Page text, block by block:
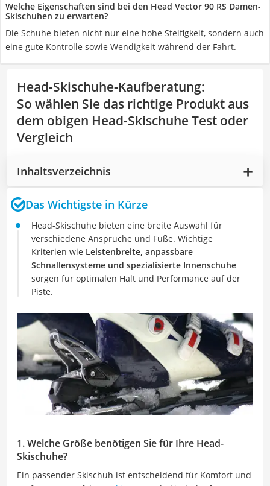
Welche Eigenschaften sind bei den Head Vector 90 RS Damen-
Skischuhen zu erwarten?
Die Schuhe bieten nicht nur eine hohe Steifigkeit, sondern auch
eine gute Kontrolle sowie Wendigkeit während der Fahrt.
Head-Skischuhe-Kaufberatung:
So wählen Sie das richtige Produkt aus
dem obigen Head-Skischuhe Test oder
Vergleich
Inhaltsverzeichnis
Das Wichtigste in Kürze
Head-Skischuhe bieten eine breite Auswahl für
verschiedene Ansprüche und Füße. Wichtige
Kriterien wie Leistenbreite, anpassbare
Schnallensysteme und spezialisierte Innenschuhe
sorgen für optimalen Halt und Performance auf der
Piste.
1. Welche Größe benötigen Sie für Ihre Head-
Skischuhe?
Ein passender Skischuh ist entscheidend für Komfort und